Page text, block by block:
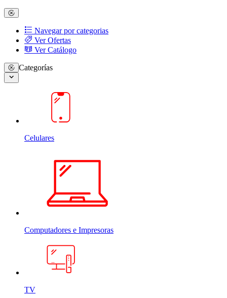
Navegar por categorias
Ver Ofertas
Ver Catálogo
Categorías
Celulares
Computadores e Impresoras
TV